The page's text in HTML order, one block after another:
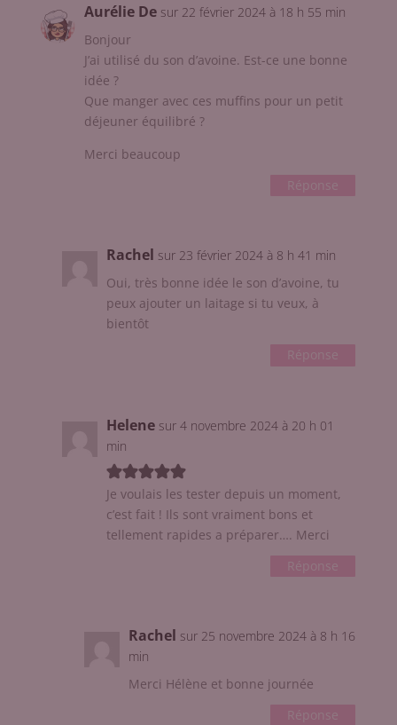
Aurélie De sur 22 février 2024 à 18 h 55 min
Bonjour
J’ai utilisé du son d’avoine. Est-ce une bonne
idée ?
Que manger avec ces muffins pour un petit
déjeuner équilibré ?
Merci beaucoup
Réponse
Rachel sur 23 février 2024 à 8 h 41 min
Oui, très bonne idée le son d’avoine, tu
peux ajouter un laitage si tu veux, à
bientôt
Réponse
Helene sur 4 novembre 2024 à 20 h 01
min
Je voulais les tester depuis un moment,
c’est fait ! Ils sont vraiment bons et
tellement rapides a préparer…. Merci
Réponse
Rachel sur 25 novembre 2024 à 8 h 16
min
Merci Hélène et bonne journée
Réponse